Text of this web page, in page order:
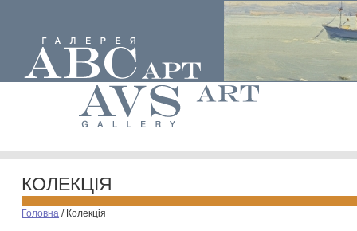
КОЛЕКЦІЯ
Головна / Колекція